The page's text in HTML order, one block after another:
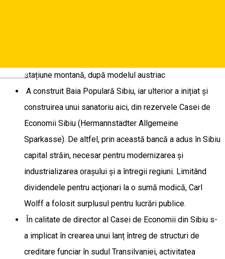
Deutschstațiune montană, după modelul austriac
A construit Baia Populară Sibiu, iar ulterior a inițiat și
construirea unui sanatoriu aici, din rezervele Casei de
Economii Sibiu (Hermannstädter Allgemeine
Sparkasse). De altfel, prin această bancă a adus în Sibiu
capital străin, necesar pentru modernizarea și
industrializarea orașului și a întregii regiuni. Limitând
dividendele pentru acţionari la o sumă modică, Carl
Wolff a folosit surplusul pentru lucrări publice.
În calitate de director al Casei de Economii din Sibiu s-
a implicat în crearea unui lanț întreg de structuri de
creditare funciar în sudul Transilvaniei, activitatea